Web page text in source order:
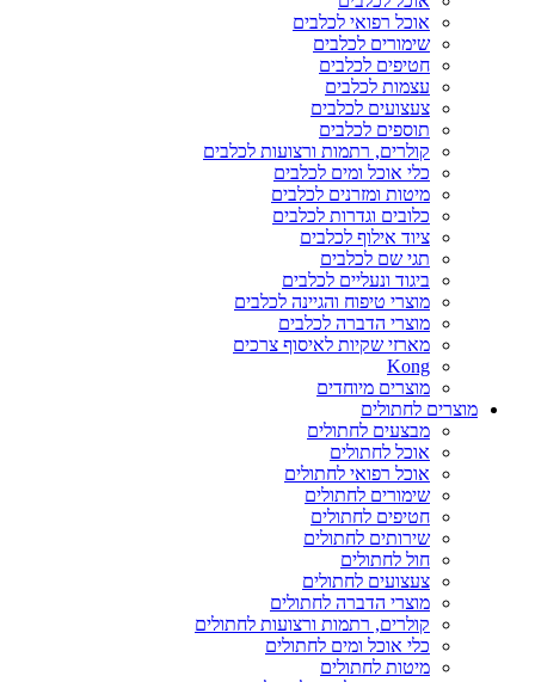
אוכל רפואי לכלבים
שימורים לכלבים
חטיפים לכלבים
עצמות לכלבים
צעצועים לכלבים
תוספים לכלבים
קולרים, רתמות ורצועות לכלבים
כלי אוכל ומים לכלבים
מיטות ומזרנים לכלבים
כלובים וגדרות לכלבים
ציוד אילוף לכלבים
תגי שם לכלבים
ביגוד ונעליים לכלבים
מוצרי טיפוח והגיינה לכלבים
מוצרי הדברה לכלבים
מארזי שקיות לאיסוף צרכים
Kong
מוצרים מיוחדים
מוצרים לחתולים
מבצעים לחתולים
אוכל לחתולים
אוכל רפואי לחתולים
שימורים לחתולים
חטיפים לחתולים
שירותים לחתולים
חול לחתולים
צעצועים לחתולים
מוצרי הדברה לחתולים
קולרים, רתמות ורצועות לחתולים
כלי אוכל ומים לחתולים
מיטות לחתולים